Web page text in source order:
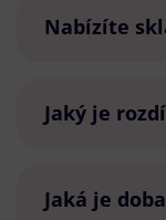
Nabízíte
Jaký je
Jaká je